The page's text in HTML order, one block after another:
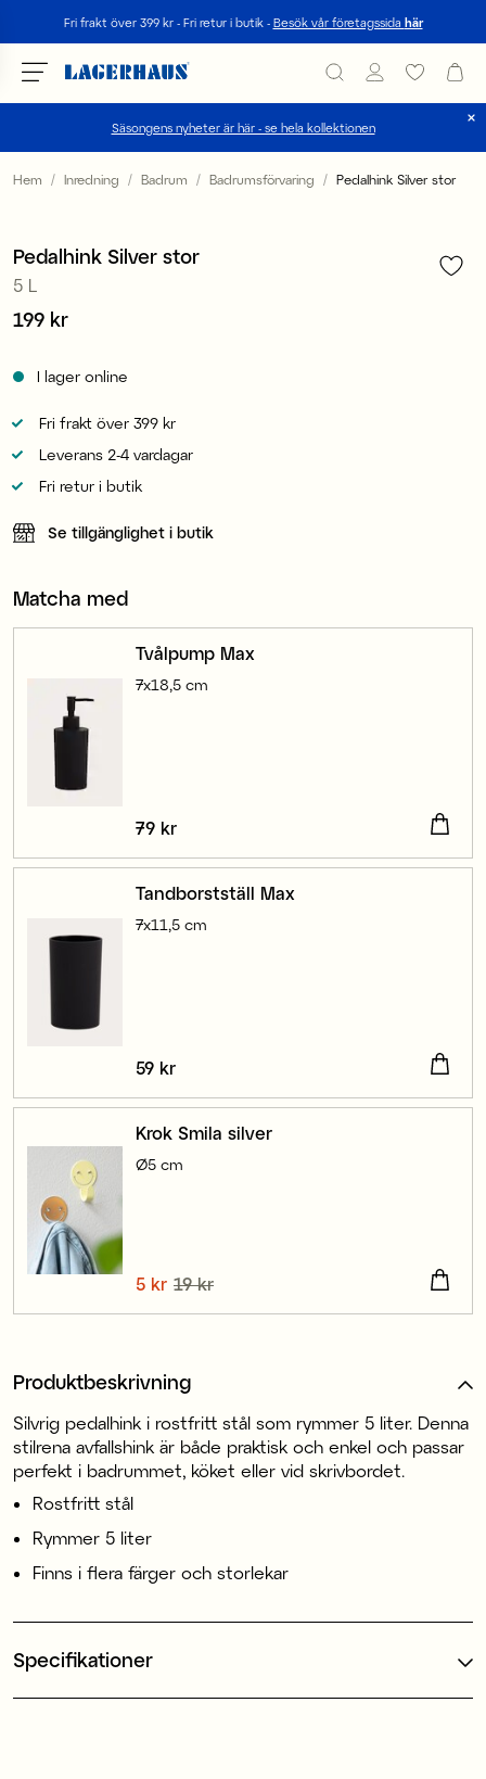
Fri frakt över 399 kr - Fri retur i butik - Besök vår företagssida här
Säsongens nyheter är här - se hela kollektionen
Välj språk / valuta
FI / EUR
Hem Inredning Badrum Badrumsförvaring
Pedalhink Silver stor
Pedalhink Silver stor
5 L
Pris :199 kr
199 kr
I lager online
Fri frakt över 399 kr
Leverans 2-4 vardagar
Fri retur i butik
Se tillgänglighet i butik
Matcha med
Tvålpump Max
7x18,5 cm
Pris:79 kr
79 kr
Tandborstställ Max
7x11,5 cm
Pris:
59 kr
Krok Smila silver
Ø5 cm
Nuvarande pris 19 kr
5 kr 19 kr
Produktbeskrivning
Silvrig pedalhink i rostfritt stål som rymmer 5 liter. Denna
stilrena avfallshink är både praktisk och enkel och passar
perfekt i badrummet, köket eller vid skrivbordet.
Rostfritt stål
Rymmer 5 liter
Finns i flera färger och storlekar
Specifikationer